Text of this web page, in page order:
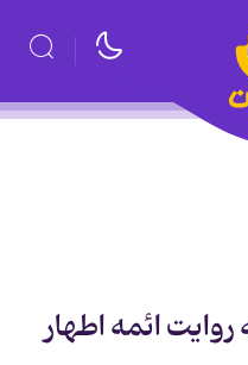
روایت ائمه اطهار